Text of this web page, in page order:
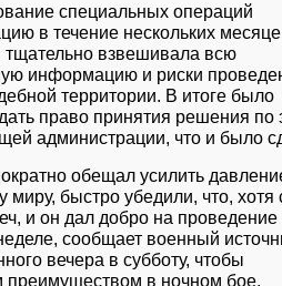
специальных операций
в течение нескольких
взвешивала всю
информацию и риски
территории. В итоге было
право принятия решения по
администрации, что и было
обещал усилить
миру, быстро убедили, что, хотя
и он дал добро на проведение
сообщает военный
вечера в субботу, чтобы
преимуществом в ночном бое.